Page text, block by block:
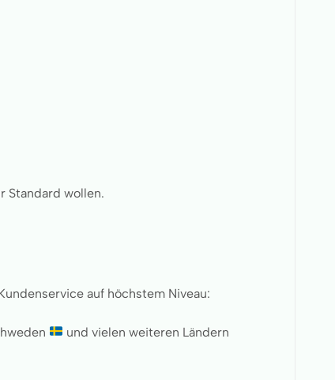
Standard wollen.
auf höchstem Niveau:
und vielen weiteren Ländern